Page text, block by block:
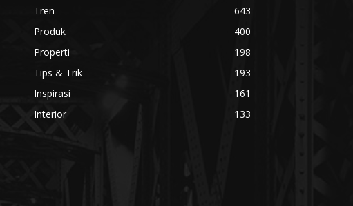
Tren
643
Produk
400
Properti
198
Tips & Trik
193
Inspirasi
161
Interior
133